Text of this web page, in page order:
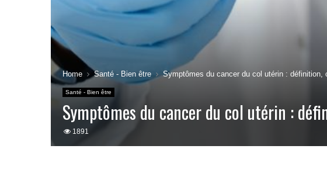
Home Santé - Bien être Symptômes du cancer du col utérin :
Santé - Bien être
Symptômes du cancer du col utérin :
1891